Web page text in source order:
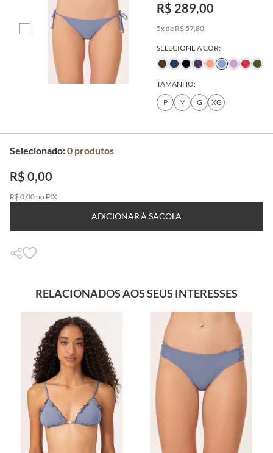
R$ 289,00
5x de R$ 57,80
SELECIONE A COR:
TAMANHO:
P
M G XG
Selecionado:0 produtos
R$ 0,00
R$ 0,00 no PIX
ADICIONAR À SACOLA
RELACIONADOS AOS SEUS INTERESSES